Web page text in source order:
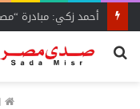
أحمد زكي: مبادرة
بحث